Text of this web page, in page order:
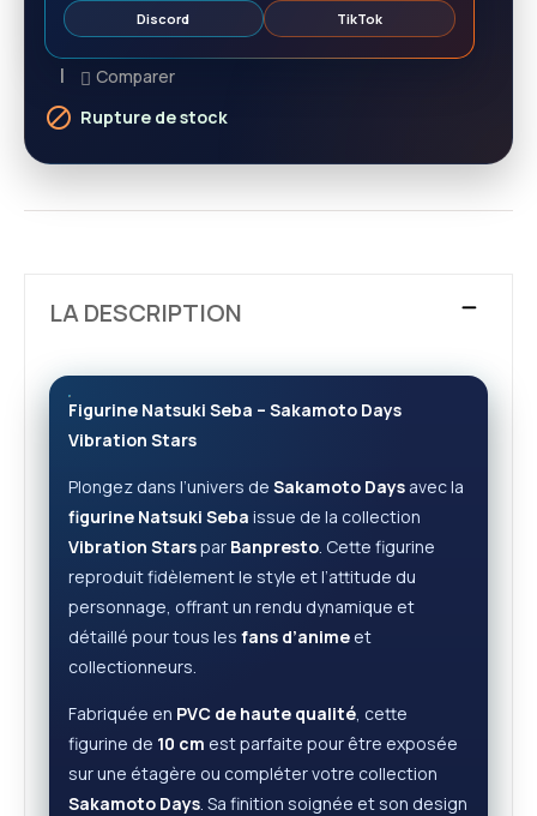
Discord TikTok
Comparer
 Rupture de stock
LA DESCRIPTION
Figurine Natsuki Seba – Sakamoto Days
Vibration Stars
Plongez dans l’univers de Sakamoto Days avec la
figurine Natsuki Seba issue de la collection
Vibration Starspar Banpresto . Cette figurine
reproduit fidèlement le style et l’attitude du
personnage, offrant un rendu dynamique et
détaillé pour tous les fans d’anime et
collectionneurs.
Fabriquée en PVC de haute qualité , cette
figurine de 10 cm est parfaite pour être exposée
sur une étagère ou compléter votre collection
Sakamoto Days . Sa finition soignée et son design